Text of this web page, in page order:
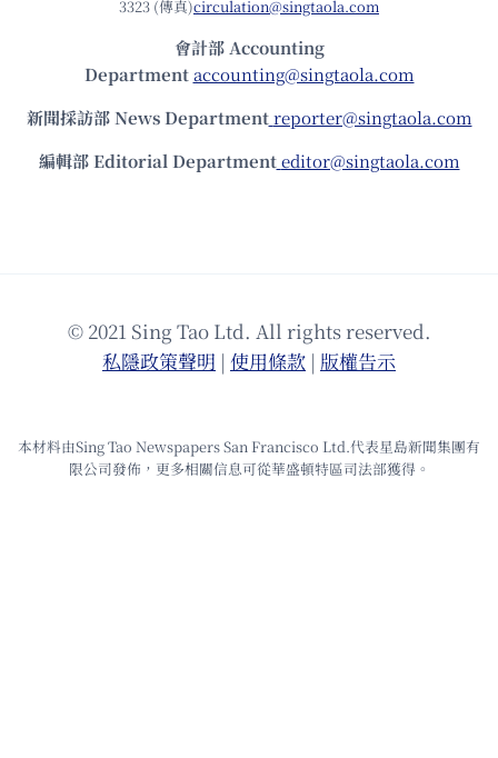
3323 (傳真)circulation@singtaola.com
會計部 Accounting
Department accounting@singtaola.com
新聞採訪部 News Department reporter@singtaola.com
編輯部 Editorial Department editor@singtaola.com
© 2021 Sing Tao Ltd. All rights reserved.
私隱政策聲明 | 使⽤條款 | 版權告⽰
本材料由Sing Tao Newspapers San Francisco Ltd.代表星島新聞集團有
限公司發佈，更多相關信息可從華盛頓特區司法部獲得。